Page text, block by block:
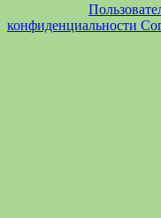
конфиденциальности